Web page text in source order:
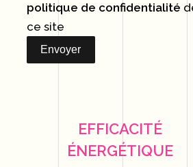
politique de confidentialité
ce site
Envoyer
EFFICACITÉ
ÉNERGÉTIQUE